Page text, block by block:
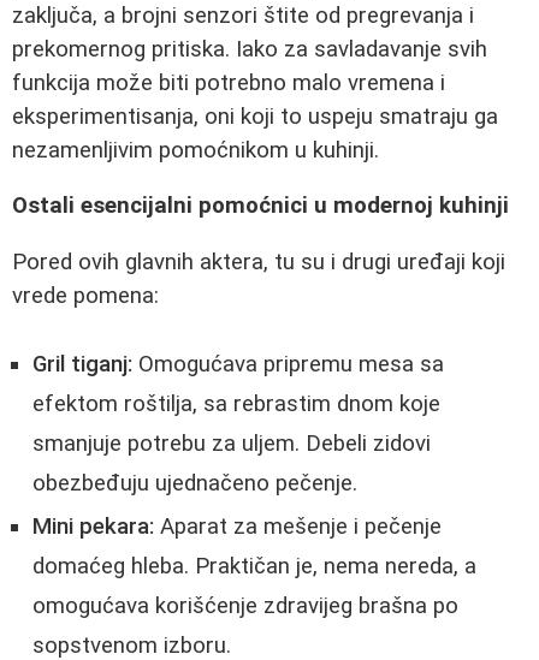
zaključa, a brojni senzori štite od pregrevanja i
prekomernog pritiska. Iako za savladavanje svih
funkcija može biti potrebno malo vremena i
eksperimentisanja, oni koji to uspeju smatraju ga
nezamenljivim pomoćnikom u kuhinji.
Ostali esencijalni pomoćnici u modernoj kuhinji
Pored ovih glavnih aktera, tu su i drugi uređaji koji
vrede pomena:
Gril tiganj: Omogućava pripremu mesa sa
efektom roštilja, sa rebrastim dnom koje
smanjuje potrebu za uljem. Debeli zidovi
obezbeđuju ujednačeno pečenje.
Mini pekara: Aparat za mešenje i pečenje
domaćeg hleba. Praktičan je, nema nereda, a
omogućava korišćenje zdravijeg brašna po
sopstvenom izboru.